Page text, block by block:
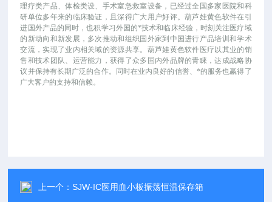
理疗类产品、体检类设、手术室急救室设备，已经过全国多家医院和科
研单位多年来的临床验证，且深得广大用户好评。葫芦娃黄色软件在引
进国外产品的同时，也积学习外国的*技术和临床经验，时刻关注医疗域
的新动向和新发展，多次推动和组织国外家到中国进行产品培训和学术
交流，实现了业内相关域的资源共享。葫芦娃黄色软件医疗以其业的销
售和技术团队、运营能力，获得了众多国内外品牌的青睐，达成战略协
议并保持有长期广泛的合作。同时在业内良好的信誉、*的服务也赢得了
广大客户的支持和信赖。
上一个：SJW-IC医用血小板振荡恒温保存箱